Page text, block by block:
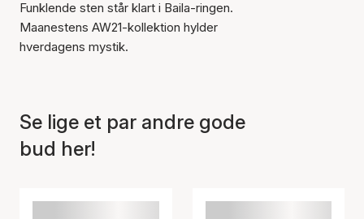
Funklende sten står klart i Baila-ringen.
Maanestens AW21-kollektion hylder
hverdagens mystik.
Se lige et par andre gode
bud her!